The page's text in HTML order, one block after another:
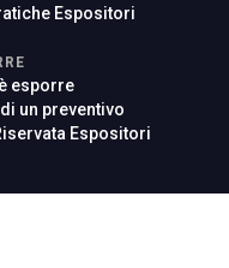
Espositori
esporre
un preventivo
Espositori